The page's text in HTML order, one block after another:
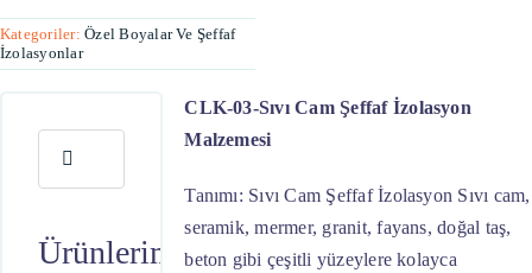
Kategoriler:Özel Boyalar Ve Şeffaf
İzolasyonlar
Ürünlerimiz
CLK-03-Sıvı Cam Şeffaf İzolasyon
Malzemesi
Tanımı: Sıvı Cam Şeffaf İzolasyon Sıvı cam,
seramik, mermer, granit, fayans, doğal taş,
beton gibi çeşitli yüzeylere kolayca